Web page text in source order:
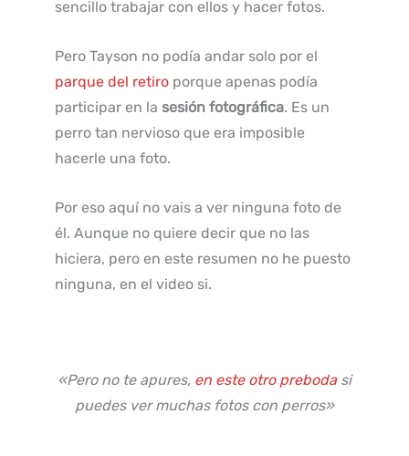
sencillo trabajar con ellos y hacer fotos.
Pero Tayson no podía andar solo por el
parque del retiro porque apenas podía
participar en la sesión fotográfica. Es un
perro tan nervioso que era imposible
hacerle una foto.
Por eso aquí no vais a ver ninguna foto de
él. Aunque no quiere decir que no las
hiciera, pero en este resumen no he puesto
ninguna, en el video si.
«Pero no te apures, en este otro prebodasi
puedes ver muchas fotos con perros»